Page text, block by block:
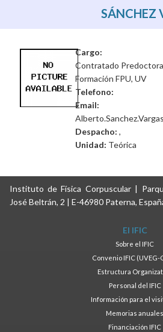
SÁNCHEZ
Cargo:
Contratado
Formación FPU, UV
Telefono:
Email:
Despacho: ,
Unidad: Teórica
Instituto de Física Corpuscular |
José Beltrán, 2 | E-46980 Paterna,
El IFIC
Sobre el IFIC
Convenio IFIC (UVEG-
Estructura
Personal del IFIC
Información para el
Memorias anuales
Financiación IFIC